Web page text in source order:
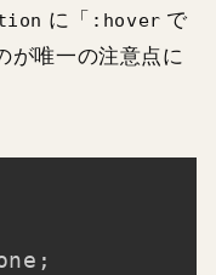
に「 :hover で
が唯一の注意点に
;